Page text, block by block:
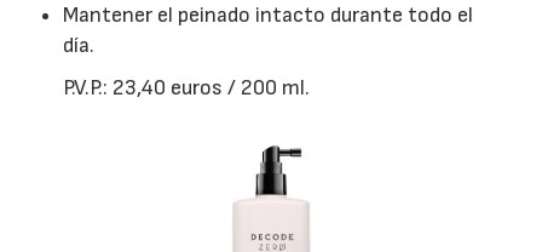
Mantener el peinado intacto durante todo el
día.
P.V.P.: 23,40 euros / 200 ml.